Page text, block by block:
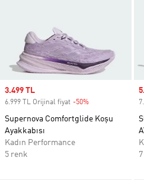
Sale price
3.499 TL
6.999 TL Orijinal fiyat -50%
Supernova Comfortglide Koşu
Ayakkabısı
Kadın Performance
5 renk